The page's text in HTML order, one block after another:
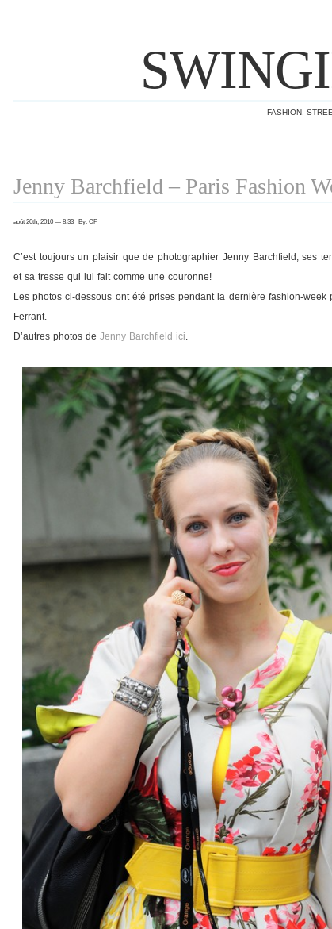
FASHION,
Jenny Barchfield – Paris Fashion
août 20th, 2010 — 8:33 By: CP
C’est toujours un plaisir que de photographier Jenny Barchfield, ses
et sa tresse qui lui fait comme une couronne!
Les photos ci-dessous ont été prises pendant la dernière fashion-
Ferrant.
D’autres photos de Jenny Barchfield ici.